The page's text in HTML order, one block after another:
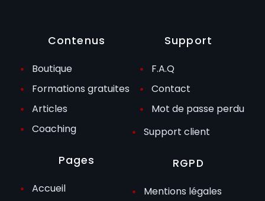
Contenus
Boutique
Formations gratuites
Articles
Coaching
Pages
Accueil
Support
F.A.Q
Contact
Mot de passe perdu
Support client
RGPD
Mentions légales